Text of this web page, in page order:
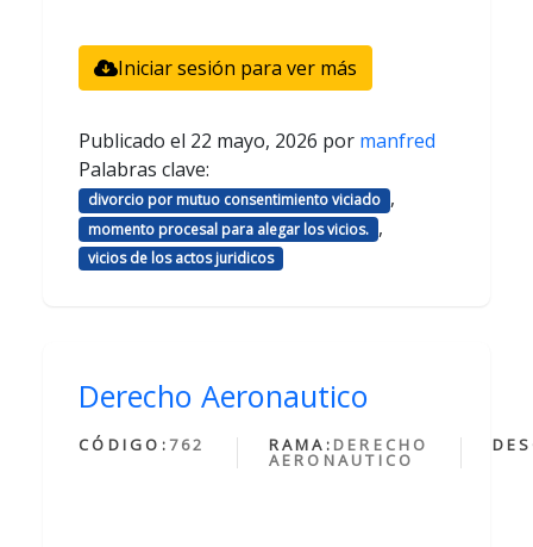
Iniciar sesión para ver más
Publicado el 22 mayo, 2026 por manfred
Palabras clave:
divorcio por mutuo consentimiento viciado ,
momento procesal para alegar los vicios. ,
vicios de los actos juridicos
Derecho Aeronautico
CÓDIGO: 762 RAMA: DERECHO
AERONAUTICO